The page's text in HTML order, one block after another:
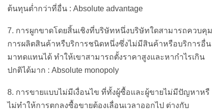
ต้นทุนต่ำกว่าที่อื่น : Absolute advantage
7. การผูกขาดโดยสิ้นเชิงที่บริษัทหนึ่งบริษัทใดสามารถควบคุม
การผลิตสินค้าหรืบริการชนิดหนึ่งซึ่งไม่มีสินค้าหรือบริการอื่น
มาทดแทนได้ ทำให้เขาสามารถตั้งราคาสูงและหากำไรเกิน
ปกติได้มาก : Absolute monopoly
8. การขายแบบไม่มีเงื่อนไข ที่ทั้งผู้ซื้อและผู้ขายไม่มีปัญหาหรื
ไม่ทำให้การตกลงซื้อขายต้องเลื่อนเวลาออกไป ต่างกับ